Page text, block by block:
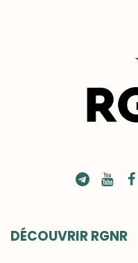
DÉCOUVRIR RGNR